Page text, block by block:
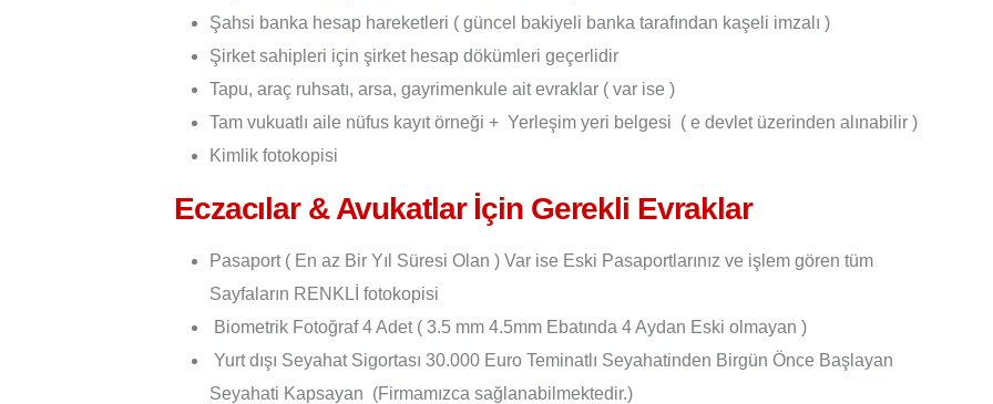
Şahsi banka hesap hareketleri ( güncel bakiyeli banka tarafından kaşeli imzalı )
Şirket sahipleri için şirket hesap dökümleri geçerlidir
Tapu, araç ruhsatı, arsa, gayrimenkule ait evraklar ( var ise )
Tam vukuatlı aile nüfus kayıt örneği + Yerleşim yeri belgesi ( e devlet üzerinden alınabilir )
Kimlik fotokopisi
Eczacılar & Avukatlar İçin Gerekli Evraklar
Pasaport ( En az Bir Yıl Süresi Olan ) Var ise Eski Pasaportlarınız ve işlem gören tüm
Sayfaların RENKLİ fotokopisi
Biometrik Fotoğraf 4 Adet ( 3.5 mm 4.5mm Ebatında 4 Aydan Eski olmayan )
Yurt dışı Seyahat Sigortası 30.000 Euro Teminatlı Seyahatinden Birgün Önce Başlayan
Seyahati Kapsayan (Firmamızca sağlanabilmektedir.)